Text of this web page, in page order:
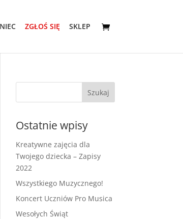
ZGŁOŚ SIĘ SKLEP
Ostatnie wpisy
Kreatywne zajęcia dla
Twojego dziecka – Zapisy
2022
Wszystkiego Muzycznego!
Koncert Uczniów Pro Musica
Wesołych Świąt